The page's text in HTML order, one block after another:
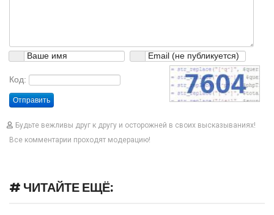
Код:
Отправить
Будьте вежливы друг к другу и осторожней в своих высказываниях!
Все комментарии проходят модерацию!
# ЧИТАЙТЕ ЕЩЁ: